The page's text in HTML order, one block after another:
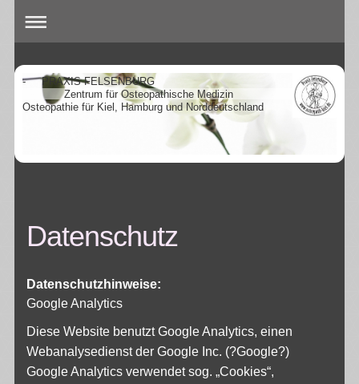
- PRAXIS FELSENBURG
Zentrum für Osteopathische Medizin
Osteopathie für Kiel, Hamburg und Norddeutschland
Datenschutz
Datenschutzhinweise:
Google Analytics
Diese Website benutzt Google Analytics, einen
Webanalysedienst der Google Inc. (?Google?)
Google Analytics verwendet sog. „Cookies“,